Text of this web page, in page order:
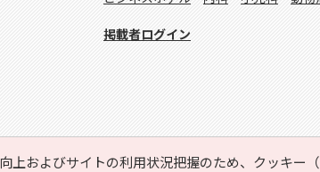
上およびサイトの利用状況把握のため、クッキー
掲載者ログイン